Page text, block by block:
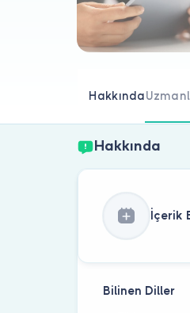
Hakkında
Hakkında
İçerik
Bilinen Diller